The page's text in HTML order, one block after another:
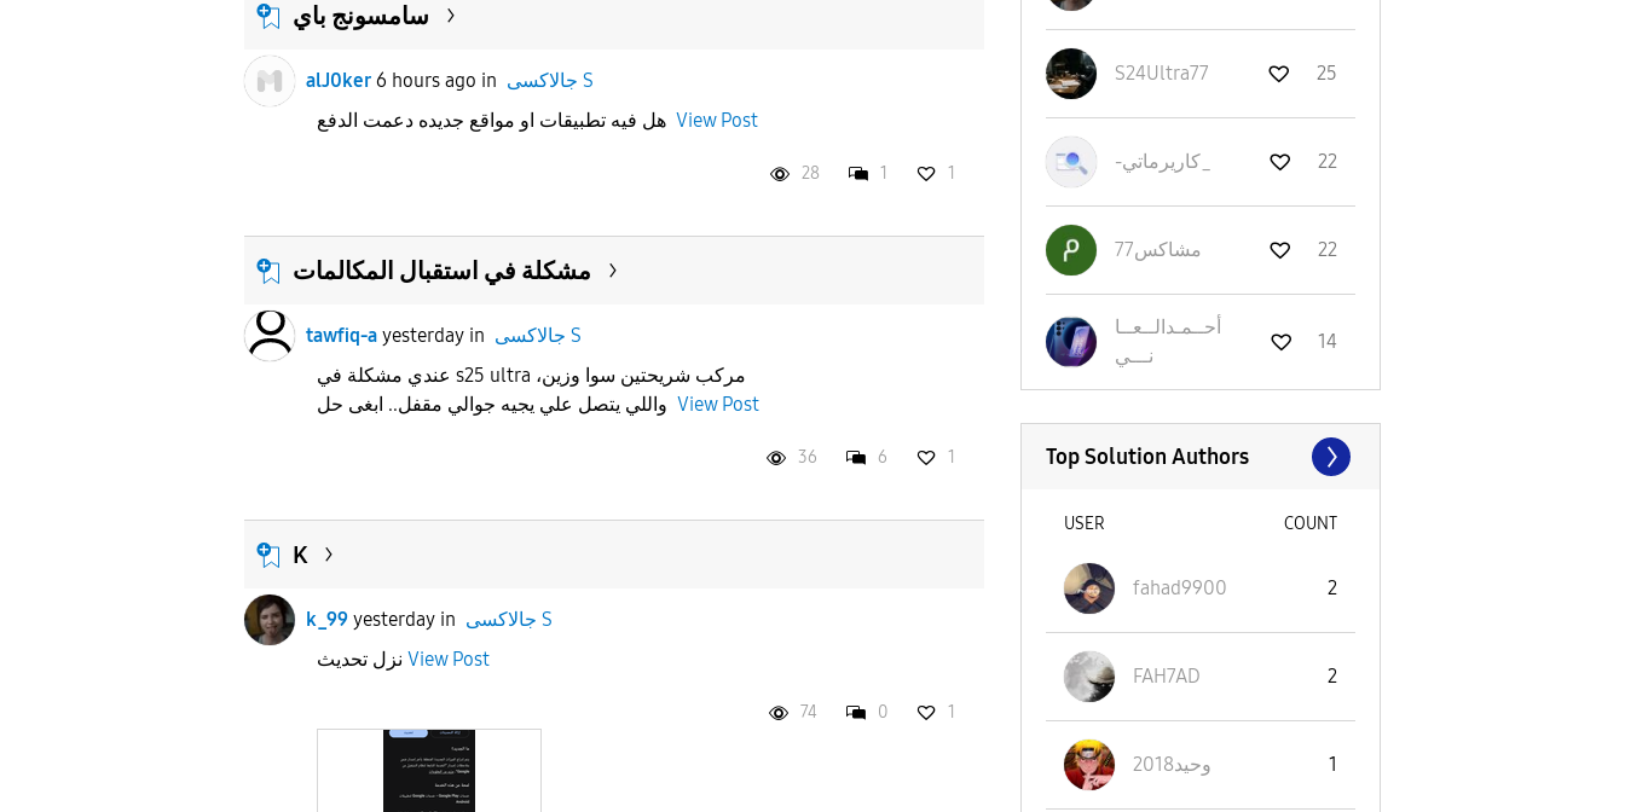
سامسونج باي
alJ0ker 6 hours ago in
جالاكسى S
View Post
28 1 1
مشكلة في استقبال المكالمات
tawfiq-a yesterday in
جالاكسى S
عندي مشكلة في s25 ultra ،مركب شريحتين سوا وزين
View Post
36 6 1
K
k_99 yesterday in
جالاكسى S
View Post
74 0 1
S24Ultra77 25
-كاريرماتي_ 22
مشاكس77 22
أحــمـدالــعــا
نـــي
14
Top Solution Authors
USER COUNT
fahad9900 2
FAH7AD 2
وحيد2018 1